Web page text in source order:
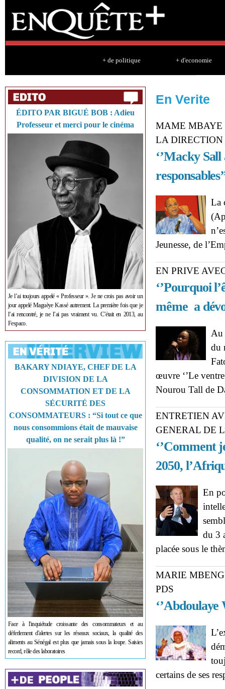
+ de politique + d'economie
ÉDITO PAR BIGUÉ BOB : Adieu
Professeur et merci pour le cinéma
Je l’ai toujours appelé « Professeur ». Je ne crois pas avoir un
jour appelé Maguèye Kassé autrement. La première fois que je
l’ai rencontré, je ne l’ai pas vraiment vu. C’était en 2013, au
Fespaco.
BAKARY NDIAYE, CHEF DE LA
DIVISION DE LA
CONSOMMATION ET DE LA
SÉCURITÉ DES
CONSOMMATEURS : “Si tout ce que
nous consommions était de mauvaise
qualité, on ne serait plus là !”
Face à l'inquiétude croissante des consommateurs et au
déferlement d'alertes sur les réseaux sociaux, la qualité des
aliments au Sénégal est plus que jamais sous la loupe. Saisies
record, rôle des laboratoires
En Verite
MAME MBAYE
LA DIRECTION
‘’Macky
La
Jeunesse, de
EN PRIVE
‘’Pourquoi
même a
Au
du
œuvre ‘’Le
Nourou Tall de
ENTRETIEN
GENERAL DE
‘’Comment
2050,
En
du 3
placée sous le
MARIE
PDS
‘’Abdoulaye
certains de ses